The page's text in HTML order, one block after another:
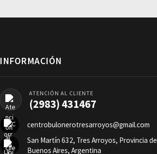
INFORMACIÓN
ATENCIÓN AL CLIENTE
(2983) 431467
centrobulonerotresarroyos@gmail.com
San Martín 632, Tres Arroyos, Provincia de
Buenos Aires, Argentina